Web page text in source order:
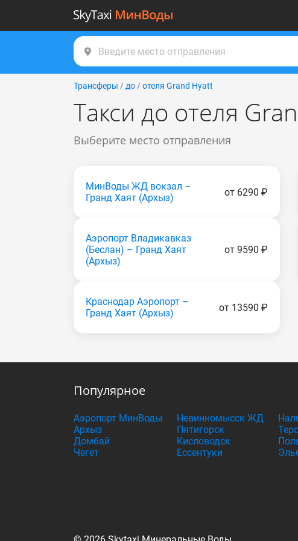
Трансферы / до / отеля Grand Hyatt
Такси до отеля
Выберите место отправления
МинВоды ЖД вокзал –
Гранд Хаят (Apxыз)
от 6290 ₽
Аэропорт Владикавказ
(Беслан) – Гранд Хаят
(Apxыз)
от 9590 ₽
Краснодар Аэропорт –
Гранд Хаят (Apxыз)
от 13590 ₽
Популярное
Аэропорт МинВоды
Архыз
Домбай
Чегет
Невинномысск ЖД
Пятигорск
Кисловодск
Ессентуки